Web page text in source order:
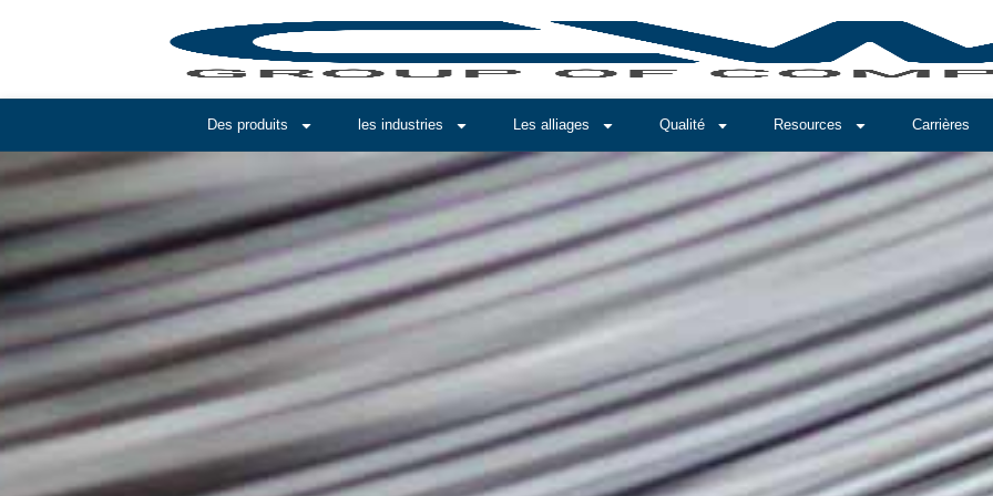
Des produits les industries Les alliages Qualité Resources Carrières